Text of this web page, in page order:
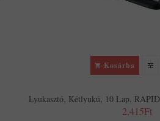
Kosárba
Lyukasztó, Kétlyukú, 10 Lap,
2,415Ft